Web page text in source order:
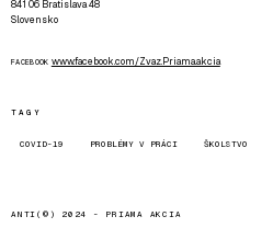
841 06 Bratislava 48
Slovensko
FACEBOOK www.facebook.com/Zvaz.Priama.akcia
TAGY
COVID-19 PROBLÉMY V PRÁCI ŠKOLSTVO
ANTI(©) 2024 - PRIAMA AKCIA